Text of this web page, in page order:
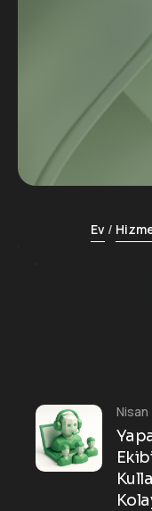
Ev